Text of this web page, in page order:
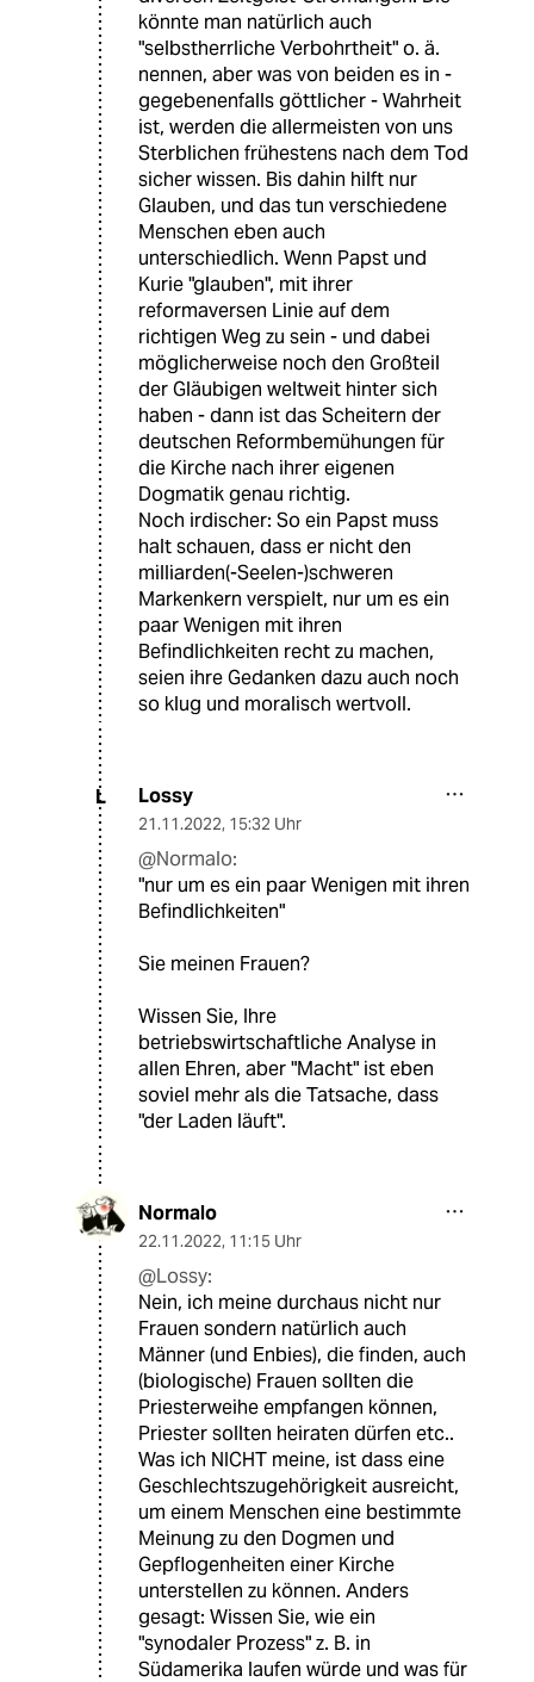
könnte man natürlich auch
"selbstherrliche Verbohrtheit" o. ä.
nennen, aber was von beiden es in -
gegebenenfalls göttlicher - Wahrheit
ist, werden die allermeisten von uns
Sterblichen frühestens nach dem Tod
sicher wissen. Bis dahin hilft nur
Glauben, und das tun verschiedene
Menschen eben auch
unterschiedlich. Wenn Papst und
Kurie "glauben", mit ihrer
reformaversen Linie auf dem
richtigen Weg zu sein - und dabei
möglicherweise noch den Großteil
der Gläubigen weltweit hinter sich
haben - dann ist das Scheitern der
deutschen Reformbemühungen für
die Kirche nach ihrer eigenen
Dogmatik genau richtig.
Noch irdischer: So ein Papst muss
halt schauen, dass er nicht den
milliarden(-Seelen-)schweren
Markenkern verspielt, nur um es ein
paar Wenigen mit ihren
Befindlichkeiten recht zu machen,
seien ihre Gedanken dazu auch noch
so klug und moralisch wertvoll.
L Lossy
21.11.2022, 15:32 Uhr
@Normalo:
"nur um es ein paar Wenigen mit ihren
Befindlichkeiten"
Sie meinen Frauen?
Wissen Sie, Ihre
betriebswirtschaftliche Analyse in
allen Ehren, aber "Macht" ist eben
soviel mehr als die Tatsache, dass
"der Laden läuft".
Normalo
22.11.2022, 11:15 Uhr
@Lossy:
Nein, ich meine durchaus nicht nur
Frauen sondern natürlich auch
Männer (und Enbies), die finden, auch
(biologische) Frauen sollten die
Priesterweihe empfangen können,
Priester sollten heiraten dürfen etc..
Was ich NICHT meine, ist dass eine
Geschlechtszugehörigkeit ausreicht,
um einem Menschen eine bestimmte
Meinung zu den Dogmen und
Gepflogenheiten einer Kirche
unterstellen zu können. Anders
gesagt: Wissen Sie, wie ein
"synodaler Prozess" z. B. in
Südamerika laufen würde und was für